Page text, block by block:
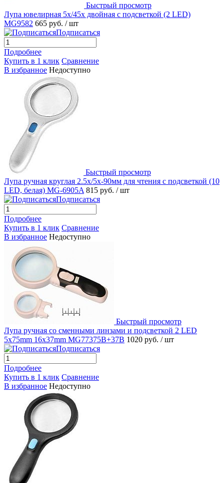
Быстрый просмотр
Лупа ювелирная 5х/45x двойная с подсветкой (2 LED)
MG9582 665 руб. / шт
Подписаться
Подробнее
Купить в 1 клик Сравнение
В избранное Недоступно
Быстрый просмотр
Лупа ручная круглая 2.5x/5х-90мм для чтения с подсветкой (10
LED, белая) MG-6905A 815 руб. / шт
Подписаться
Подробнее
Купить в 1 клик Сравнение
В избранное Недоступно
Быстрый просмотр
Лупа ручная со сменными линзами и подсветкой 2 LED
5x75mm 16x37mm MG77375B+37B 1020 руб. / шт
Подписаться
Подробнее
Купить в 1 клик Сравнение
В избранное Недоступно